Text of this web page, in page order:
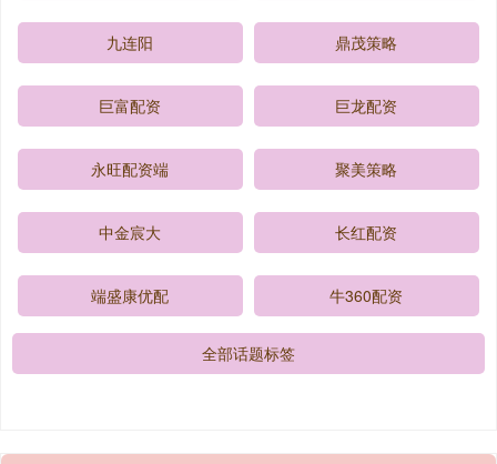
九连阳 鼎茂策略
巨富配资 巨龙配资
永旺配资端 聚美策略
中金宸大 长红配资
端盛康优配 牛360配资
全部话题标签